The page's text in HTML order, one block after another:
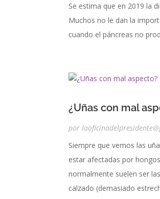
Se estima que en 2019 la
Muchos no le dan la
cuando el páncreas no
¿Uñas con mal
por
Siempre que vemos las
estar afectadas por
normalmente suelen ser
calzado (demasiado